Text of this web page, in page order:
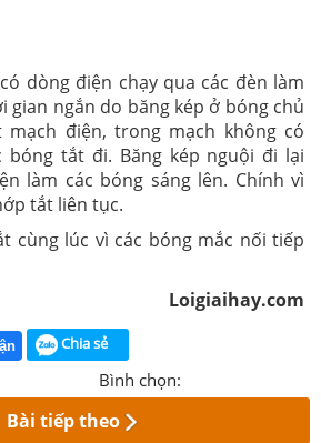
dòng điện chạy qua các đèn làm
gian ngắn do băng kép ở bóng chủ
mạch điện, trong mạch không có
bóng tắt đi. Băng kép nguội đi lại
làm các bóng sáng lên. Chính vì
tắt liên tục.
cùng lúc vì các bóng mắc nối tiếp
Loigiaihay.com
Chia sẻ
Bình chọn:
Bài tiếp theo